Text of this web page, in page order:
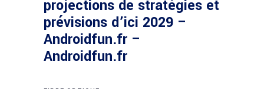
projections de stratégies et
prévisions d’ici 2029 –
Androidfun.fr –
Androidfun.fr